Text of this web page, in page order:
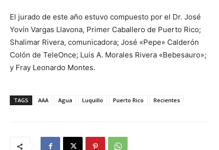
El jurado de este año estuvo compuesto por el Dr. José
Yovín Vargas Llavona, Primer Caballero de Puerto Rico;
Shalimar Rivera, comunicadora; José «Pepe» Calderón
Colón de TeleOnce; Luis A. Morales Rivera «Bebesauro»;
y Fray Leonardo Montes.
TAGS AAA Agua Luquillo Puerto Rico Recientes